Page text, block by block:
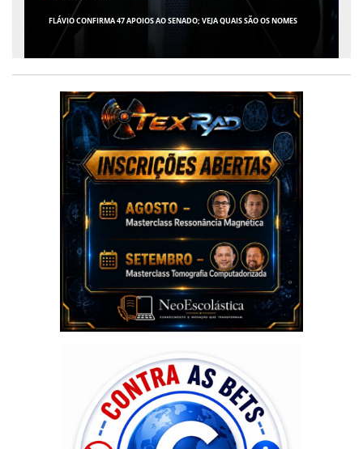
FLÁVIO CONFIRMA 47 APOIOS AO SENADO; VEJA QUAIS SÃO OS NOMES